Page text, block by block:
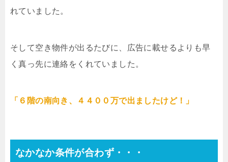
れていました。
そして空き物件が出るたびに、広告に載せるよりも早
く真っ先に連絡をくれていました。
「６階の南向き、４４００万で出ましたけど！」
なかなか条件が合わず・・・